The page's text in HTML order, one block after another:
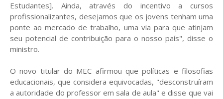
Estudantes]. Ainda, através do incentivo a cursos
profissionalizantes, desejamos que os jovens tenham uma
ponte ao mercado de trabalho, uma via para que atinjam
seu potencial de contribuição para o nosso país", disse o
ministro.
O novo titular do MEC afirmou que políticas e filosofias
educacionais, que considera equivocadas, "desconstruíram
a autoridade do professor em sala de aula" e disse que vai